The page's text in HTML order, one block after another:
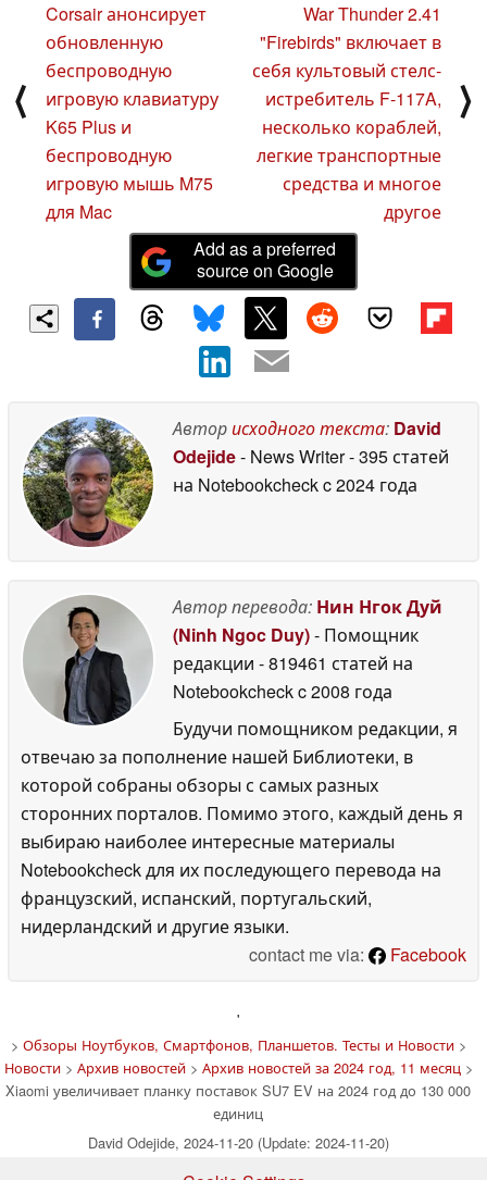
⟨
Corsair анонсирует
обновленную
беспроводную
игровую клавиатуру
K65 Plus и
беспроводную
игровую мышь M75
для Mac
War Thunder 2.41
"Firebirds" включает в
себя культовый стелс-
истребитель F-117A,
несколько кораблей,
легкие транспортные
средства и многое
другое
⟩
Add as a preferred
source on Google
Авторисходного текста: David
Odejide- News Writer- 395 статей
на Notebookcheckc 2024 года
Автор перевода: Нин Нгок Дуй
(Ninh Ngoc Duy)- Помощник
редакции - 819461 статей на
Notebookcheckc 2008 года
Будучи помощником редакции, я
отвечаю за пополнение нашей Библиотеки, в
которой собраны обзоры с самых разных
сторонних порталов. Помимо этого, каждый день я
выбираю наиболее интересные материалы
Notebookcheck для их последующего перевода на
французский, испанский, португальский,
нидерландский и другие языки.
contact me via:
Facebook
'
> Обзоры Ноутбуков, Смартфонов, Планшетов. Тесты и Новости>
Новости> Архив новостей> Архив новостей за 2024 год, 11 месяц >
Xiaomi увеличивает планку поставок SU7 EV на 2024 год до 130 000
единиц
David Odejide, 2024-11-20 (Update: 2024-11-20)